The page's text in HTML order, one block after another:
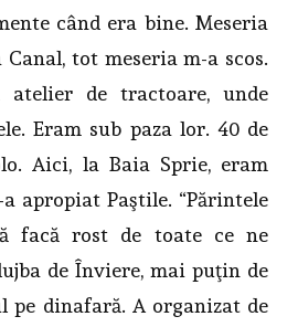
când era bine. Meseria
Canal, tot meseria m-a scos.
de tractoare, unde
Eram sub paza lor. 40 de
Aici, la Baia Sprie, eram
apropiat Paştile. “Părintele
facă rost de toate ce ne
de Înviere, mai puţin de
pe dinafară. A organizat de